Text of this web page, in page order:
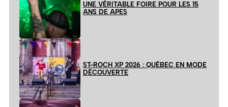
UNE VÉRITABLE FOIRE POUR LES 15
ANS DE APES
ST-ROCH XP 2026 : QUÉBEC EN MODE
DÉCOUVERTE